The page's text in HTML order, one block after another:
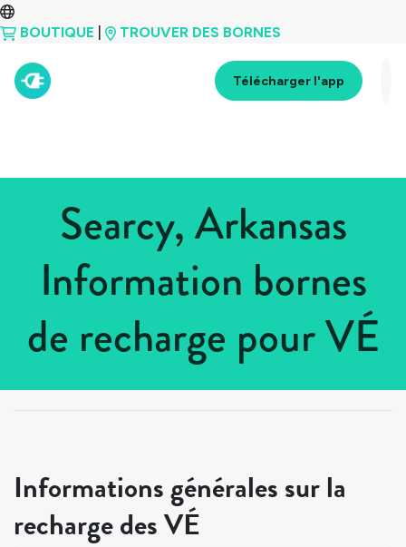
BOUTIQUE TROUVER DES BORNES
Télécharger l'app
Searcy, Arkansas
Information bornes
de recharge pour VÉ
États-Unis > Arkansas
Informations générales sur la
recharge des VÉ